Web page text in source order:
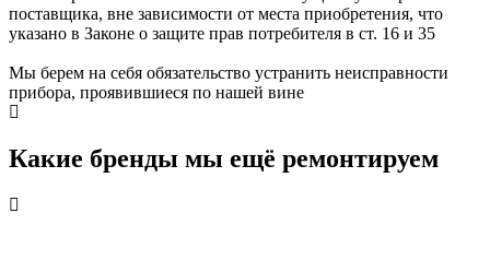
поставщика, вне зависимости от места приобретения, что
указано в Законе о защите прав потребителя в ст. 16 и 35
Мы берем на себя обязательство устранить неисправности
прибора, проявившиеся по нашей вине
Какие бренды мы ещё ремонтируем